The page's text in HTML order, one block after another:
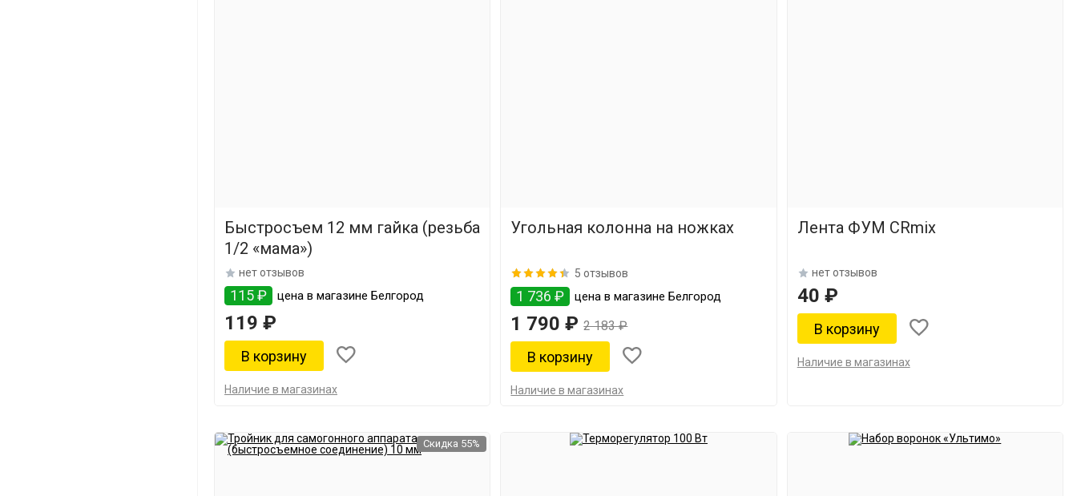
Быстросъем 12 мм гайка (резьба
1/2 «мама»)
нет отзывов
115 ₽ цена в магазине Белгород
119 ₽
Наличие в магазинах
Угольная колонна на ножках
5 отзывов
1 736 ₽ цена в магазине Белгород
1 790 ₽ 2 183 ₽
Наличие в магазинах
Лента ФУМ CRmix
нет отзывов
40 ₽
Наличие в магазинах
Скидка 55%